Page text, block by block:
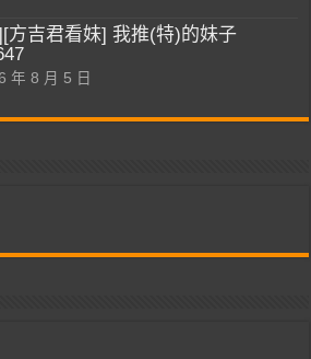
方吉君看妹] 我推(特)的妹子
年 8 月 5 日